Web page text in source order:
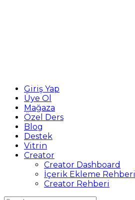
Giriş Yap
Üye Ol
Mağaza
Özel Ders
Blog
Destek
Vitrin
Creator
Creator Dashboard
İçerik Ekleme Rehberi
Creator Rehberi